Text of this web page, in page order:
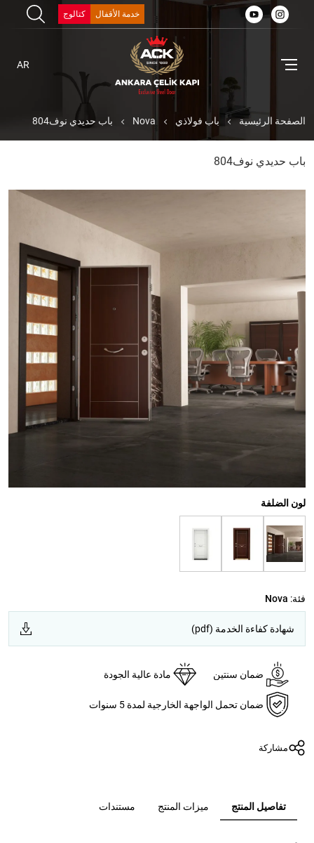
خدمة الأقفال كتالوج
AR
الصفحة الرئيسية باب فولاذي Nova باب حديدي نوف804
باب حديدي نوف804
لون الضلفة
فئة: Nova
شهادة كفاءة الخدمة (pdf)
ضمان سنتين مادة عالية الجودة
ضمان تحمل الواجهة الخارجية لمدة 5 سنوات
مشاركة
تفاصيل المنتج ميزات المنتج مستندات